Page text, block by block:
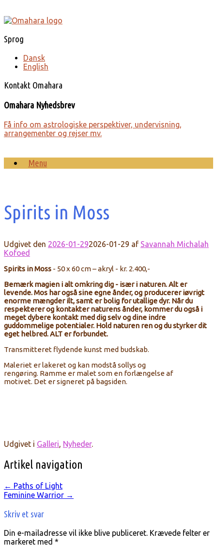
til
indhold
Sprog
Dansk
English
Kontakt Omahara
Omahara Nyhedsbrev
Få info om astro­lo­giske perspek­tiver, under­visning,
arrange­menter og rejser mv.
Menu
Spirits in Moss
Udgivet den 2026-01-292026-01-29 af Savannah Michalah
Kofoed
Spirits in Moss - 50 x 60cm – akryl - kr. 2.400,-
Bemærk magien i alt omkring dig - især i naturen. Alt er
levende. Mos har også sine egne ånder, og producerer iøvrigt
enorme mængder ilt, samt er bolig for utallige dyr. Når du
respekterer og kontakter naturens ånder, kommer du også i
meget dybere kontakt med dig selv og dine indre
guddommelige potentialer. Hold naturen ren og du styrker dit
eget helbred. ALT er forbundet.
Transmitteret flydende kunst med budskab.
Maleriet er lakeretog kan modstå sollys og
rengøring. Ramme er maletsom en forlængelse af
motivet. Det er signeret på bagsiden.
Udgivet i Galleri, Nyheder.
Artikel navigation
← Paths of Light
Feminine Warrior →
Skriv et svar
Din e-mailadresse vil ikke blive publiceret. Krævede felter er
markeret med *